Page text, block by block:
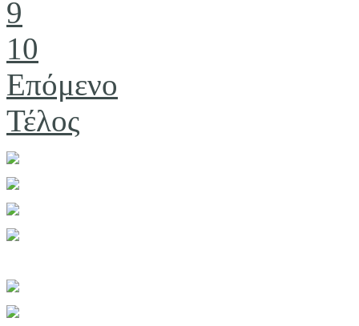
9
10
Επόμενο
Τέλος